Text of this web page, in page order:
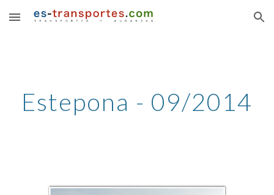
Skip to main content Skip to navigation
Estepona - 09/2014